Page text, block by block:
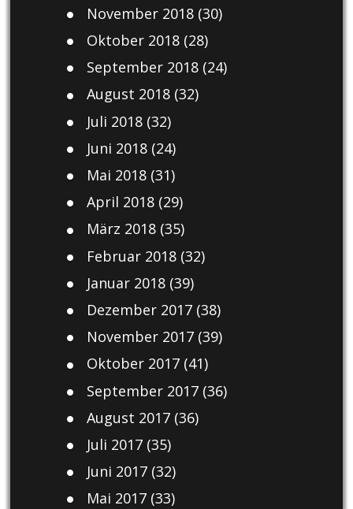
November 2018(30)
Oktober 2018(28)
September 2018(24)
August 2018(32)
Juli 2018(32)
Juni 2018(24)
Mai 2018(31)
April 2018(29)
März 2018(35)
Februar 2018(32)
Januar 2018(39)
Dezember 2017(38)
November 2017(39)
Oktober 2017(41)
September 2017(36)
August 2017(36)
Juli 2017(35)
Juni 2017(32)
Mai 2017(33)